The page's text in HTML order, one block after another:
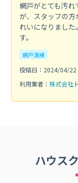
網戸がとても汚
が、スタッフの
れいになりまし
す。
網戸清掃
投稿日：2024/04/22
利用業者： 株式会社
ハウス